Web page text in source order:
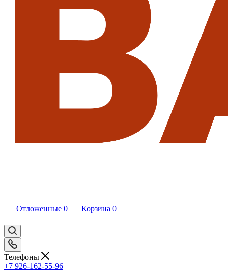
Отложенные 0 Корзина 0
Телефоны
+7 926-162-55-96